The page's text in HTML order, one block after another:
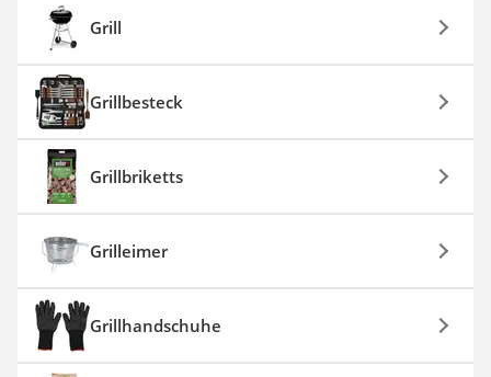
Grill
Grillbesteck
Grillbriketts
Grilleimer
Grillhandschuhe